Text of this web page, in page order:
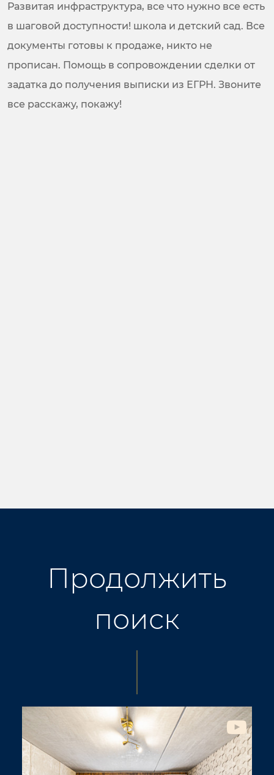
Развитая инфраструктура, все что нужно все есть
в шаговой доступности! школа и детский сад. Все
документы готовы к продаже, никто не
прописан. Помощь в сопровождении сделки от
задатка до получения выписки из ЕГРН. Звоните
все расскажу, покажу!
Продолжить
поиск